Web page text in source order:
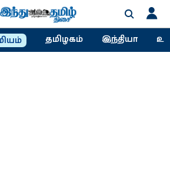
தமிழகம் இந்தியா